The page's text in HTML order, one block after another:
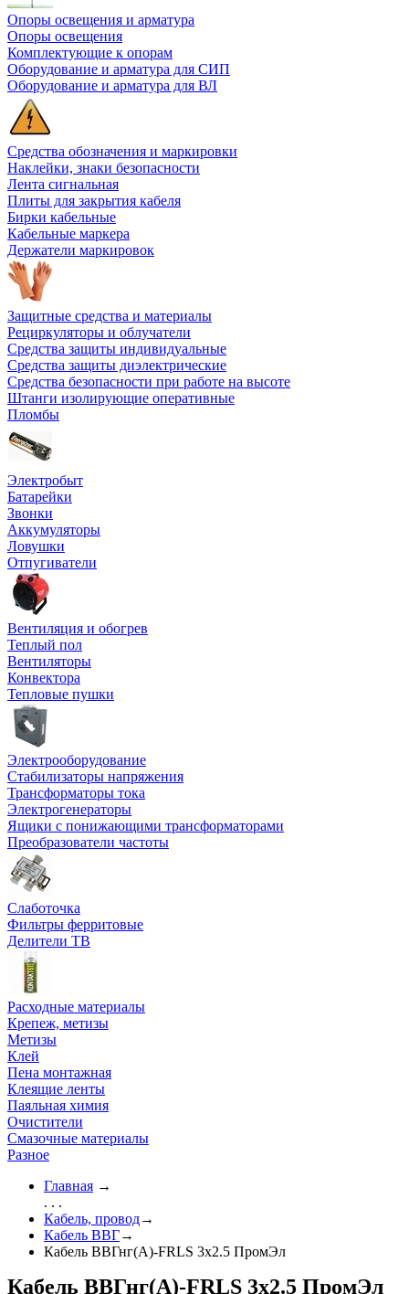
Опоры освещения и арматура
Опоры освещения
Комплектующие к опорам
Оборудование и арматура для СИП
Оборудование и арматура для ВЛ
Средства обозначения и маркировки
Наклейки, знаки безопасности
Лента сигнальная
Плиты для закрытия кабеля
Бирки кабельные
Кабельные маркера
Держатели маркировок
Защитные средства и материалы
Рециркуляторы и облучатели
Средства защиты индивидуальные
Средства защиты диэлектрические
Средства безопасности при работе на высоте
Штанги изолирующие оперативные
Пломбы
Электробыт
Батарейки
Звонки
Аккумуляторы
Ловушки
Отпугиватели
Вентиляция и обогрев
Теплый пол
Вентиляторы
Конвектора
Тепловые пушки
Электрооборудование
Стабилизаторы напряжения
Трансформаторы тока
Электрогенераторы
Ящики с понижающими трансформаторами
Преобразователи частоты
Слаботочка
Фильтры ферритовые
Делители ТВ
Расходные материалы
Крепеж, метизы
Метизы
Клей
Пена монтажная
Клеящие ленты
Паяльная химия
Очистители
Смазочные материалы
Разное
Главная →
. . .
Кабель, провод→
Кабель ВВГ→
Кабель ВВГнг(А)-FRLS 3х2.5 ПромЭл
Кабель ВВГнг(А)-FRLS 3х2.5 ПромЭл